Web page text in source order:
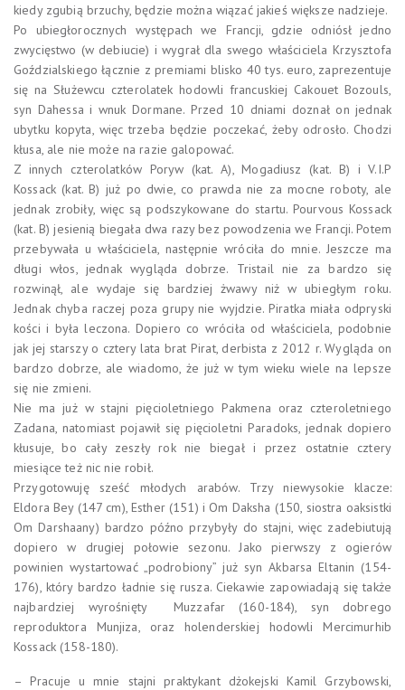
kiedy zgubią brzuchy, będzie można wiązać jakieś większe nadzieje.
Po ubiegłorocznych występach we Francji, gdzie odniósł jedno
zwycięstwo (w debiucie) i wygrał dla swego właściciela Krzysztofa
Goździalskiego łącznie z premiami blisko 40 tys. euro, zaprezentuje
się na Służewcu czterolatek hodowli francuskiej Cakouet Bozouls,
syn Dahessa i wnuk Dormane. Przed 10 dniami doznał on jednak
ubytku kopyta, więc trzeba będzie poczekać, żeby odrosło. Chodzi
kłusa, ale nie może na razie galopować.
Z innych czterolatków Poryw (kat. A), Mogadiusz (kat. B) i V.I.P
Kossack (kat. B) już po dwie, co prawda nie za mocne roboty, ale
jednak zrobiły, więc są podszykowane do startu. Pourvous Kossack
(kat. B) jesienią biegała dwa razy bez powodzenia we Francji. Potem
przebywała u właściciela, następnie wróciła do mnie. Jeszcze ma
długi włos, jednak wygląda dobrze. Tristail nie za bardzo się
rozwinął, ale wydaje się bardziej żwawy niż w ubiegłym roku.
Jednak chyba raczej poza grupy nie wyjdzie. Piratka miała odpryski
kości i była leczona. Dopiero co wróciła od właściciela, podobnie
jak jej starszy o cztery lata brat Pirat, derbista z 2012 r. Wygląda on
bardzo dobrze, ale wiadomo, że już w tym wieku wiele na lepsze
się nie zmieni.
Nie ma już w stajni pięcioletniego Pakmena oraz czteroletniego
Zadana, natomiast pojawił się pięcioletni Paradoks, jednak dopiero
kłusuje, bo cały zeszły rok nie biegał i przez ostatnie cztery
miesiące też nic nie robił.
Przygotowuję sześć młodych arabów. Trzy niewysokie klacze:
Eldora Bey (147 cm), Esther (151) i Om Daksha (150, siostra oaksistki
Om Darshaany) bardzo późno przybyły do stajni, więc zadebiutują
dopiero w drugiej połowie sezonu. Jako pierwszy z ogierów
powinien wystartować „podrobiony” już syn Akbarsa Eltanin (154-
176), który bardzo ładnie się rusza. Ciekawie zapowiadają się także
najbardziej wyrośnięty Muzzafar (160-184), syn dobrego
reproduktora Munjiza, oraz holenderskiej hodowli Mercimurhib
Kossack (158-180).
– Pracuje u mnie stajni praktykant dżokejski Kamil Grzybowski,